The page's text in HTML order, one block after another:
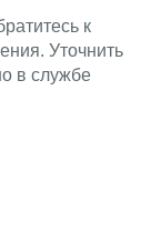
к
Уточнить
в службе